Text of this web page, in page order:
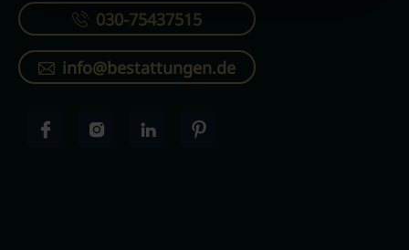
030-75437515
info@bestattungen.de